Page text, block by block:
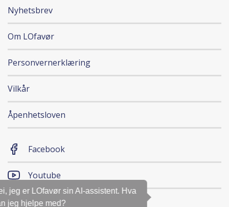
Hei, jeg er LOfavør sin AI-assistent. Hva
kan jeg hjelpe med?
Nyhetsbrev
Om LOfavør
Personvernerklæring
Vilkår
Åpenhetsloven
Facebook
Youtube
Magasinet